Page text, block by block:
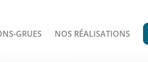
GRUES NOS RÉALISATIONS